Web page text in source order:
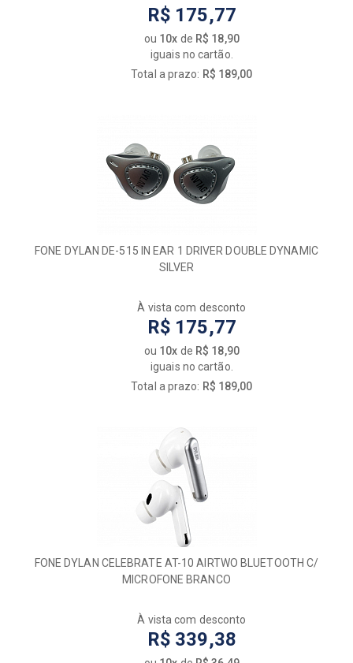
R$ 175,77
ou 10x de R$ 18,90
iguais no cartão.
Total a prazo: R$ 189,00
FONE DYLAN DE-515 IN EAR 1 DRIVER DOUBLE DYNAMIC
SILVER
À vista com desconto
R$ 175,77
ou 10x de R$ 18,90
iguais no cartão.
Total a prazo: R$ 189,00
FONE DYLAN CELEBRATE AT-10 AIRTWO BLUETOOTH C/
MICROFONE BRANCO
À vista com desconto
R$ 339,38